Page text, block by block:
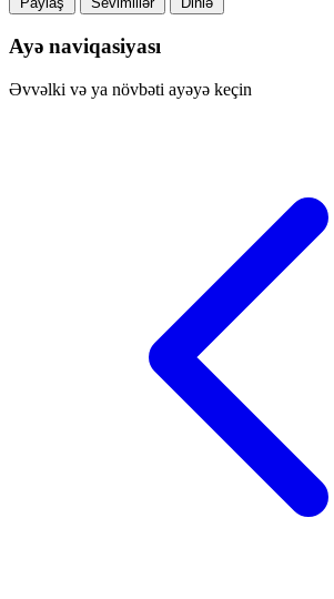
Ayə naviqasiyası
Əvvəlki və ya növbəti ayəyə keçin